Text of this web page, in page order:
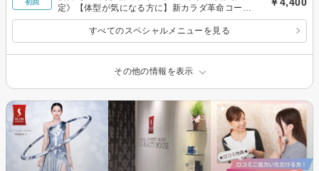
定》【体型が気になる方に】新カラダ革命コース
（全身）たっぷり90分の実績多数あり☆
すべてのスペシャルメニューを見る
その他の情報を表示